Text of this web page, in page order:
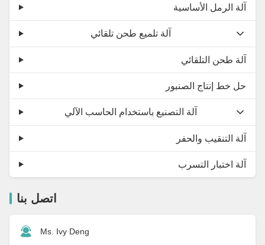
آلة الرمل الأساسية
آلة تلميع طحن تلقائي
آلة طحن التلقائي
حل خط إنتاج الصنبور
آلة التصنيع باستخدام الحاسب الآلي
آلة التنقيب والحفر
آلة اختبار التسرب
اتصل بنا
Ms. Ivy Deng